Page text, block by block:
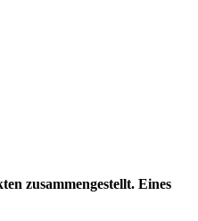
zusammengestellt. Eines